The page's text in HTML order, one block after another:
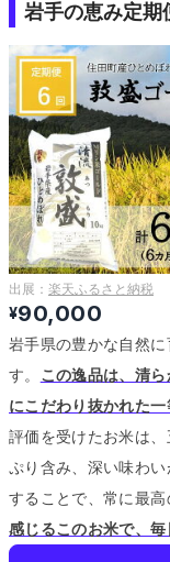
岩手の恵み定期
出展： 楽天ふるさと納税
¥90,000
岩手県の豊かな自然
す。 この逸品は、清
にこだわり抜かれた
評価を受けたお米は
ぷり含み、深い味わい
することで、常に最高
感じるこのお米で、毎